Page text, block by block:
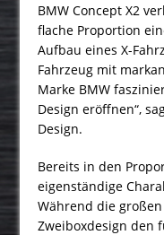
BMW Concept X2
flache Proportion
Aufbau eines X-
Fahrzeug mit
Marke BMW
Design eröffnen“,
Design.
Bereits in den
eigenständige
Während die
Zweiboxdesign den